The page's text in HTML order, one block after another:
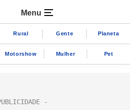
Menu
Rural Gente Planeta
Motorshow Mulher Pet